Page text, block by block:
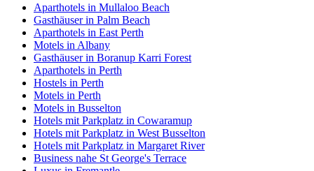
Aparthotels in Mullaloo Beach
Gasthäuser in Palm Beach
Aparthotels in East Perth
Motels in Albany
Gasthäuser in Boranup Karri Forest
Aparthotels in Perth
Hostels in Perth
Motels in Perth
Motels in Busselton
Hotels mit Parkplatz in Cowaramup
Hotels mit Parkplatz in West Busselton
Hotels mit Parkplatz in Margaret River
Business nahe St George's Terrace